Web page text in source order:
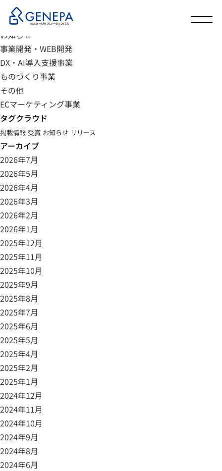
カテゴリ
未分類
お知らせ
事業開発・WEB開発
DX・AI導入支援事業
ものづくり事業
その他
ECマーケティング事業
タグクラウド
掲載情報 受賞 お知らせ リリース
アーカイブ
2026年7月
2026年5月
2026年4月
2026年3月
2026年2月
2026年1月
2025年12月
2025年11月
2025年10月
2025年9月
2025年8月
2025年7月
2025年6月
2025年5月
2025年4月
2025年2月
2025年1月
2024年12月
2024年11月
2024年10月
2024年9月
2024年8月
2024年6月